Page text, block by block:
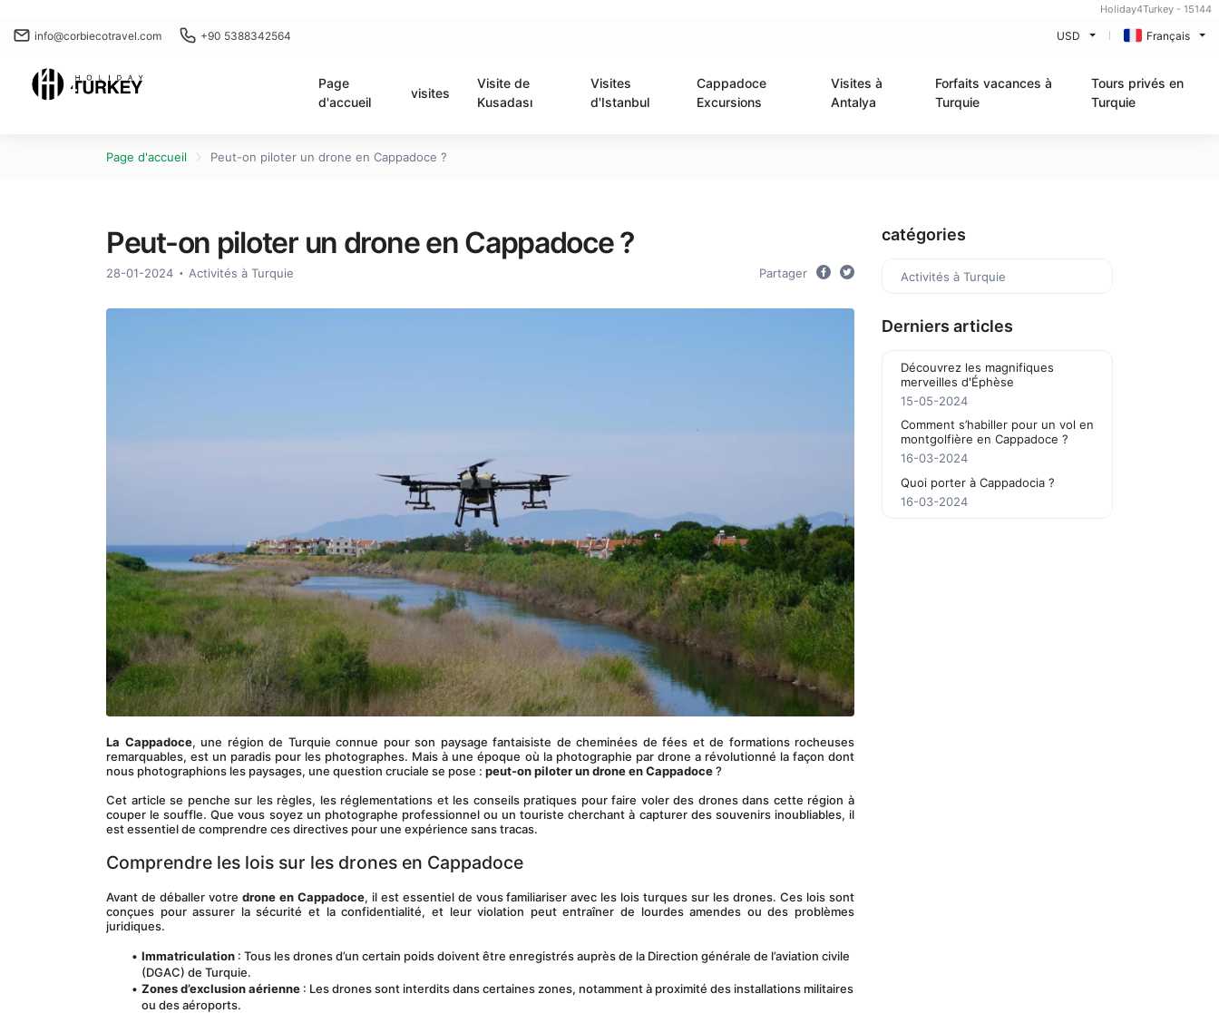
Holiday4Turkey - 15144
info@corbiecotravel.com +90 5388342564 USD Français
Page
d'accueil
visites
Visite de
Kusadası
Visites
d'Istanbul
Cappadoce
Excursions
Visites à
Antalya
Forfaits vacances à
Turquie
Tours privés en
Turquie
Page d'accueil Peut-on piloter un drone en Cappadoce ?
Peut-on piloter un drone en Cappadoce ?
28-01-2024 Activités à Turquie Partager
La Cappadoce, une région de Turquie connue pour son paysage fantaisiste de cheminées de fées et de formations rocheuses
remarquables, est un paradis pour les photographes. Mais à une époque où la photographie par drone a révolutionné la façon dont
nous photographions les paysages, une question cruciale se pose : peut-on piloter un drone en Cappadoce ?
Cet article se penche sur les règles, les réglementations et les conseils pratiques pour faire voler des drones dans cette région à
couper le souffle. Que vous soyez un photographe professionnel ou un touriste cherchant à capturer des souvenirs inoubliables, il
est essentiel de comprendre ces directives pour une expérience sans tracas.
Comprendre les lois sur les drones en Cappadoce
Avant de déballer votre drone en Cappadoce, il est essentiel de vous familiariser avec les lois turques sur les drones. Ces lois sont
conçues pour assurer la sécurité et la confidentialité, et leur violation peut entraîner de lourdes amendes ou des problèmes
juridiques.
Immatriculation : Tous les drones d’un certain poids doivent être enregistrés auprès de la Direction générale de l’aviation civile
(DGAC) de Turquie.
Zones d’exclusion aérienne : Les drones sont interdits dans certaines zones, notamment à proximité des installations militaires
ou des aéroports.
catégories
Activités à Turquie
Derniers articles
Découvrez les magnifiques
merveilles d'Éphèse
15-05-2024
Comment s’habiller pour un vol en
montgolfière en Cappadoce ?
16-03-2024
Quoi porter à Cappadocia ?
16-03-2024